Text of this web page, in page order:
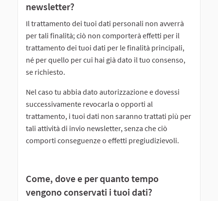
newsletter?
Il trattamento dei tuoi dati personali non avverrà
per tali finalità; ciò non comporterà effetti per il
trattamento dei tuoi dati per le finalità principali,
né per quello per cui hai già dato il tuo consenso,
se richiesto.
Nel caso tu abbia dato autorizzazione e dovessi
successivamente revocarla o opporti al
trattamento, i tuoi dati non saranno trattati più per
tali attività di invio newsletter, senza che ciò
comporti conseguenze o effetti pregiudizievoli.
Come, dove e per quanto tempo
vengono conservati i tuoi dati?